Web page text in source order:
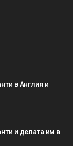
в Англия и
и делата им в